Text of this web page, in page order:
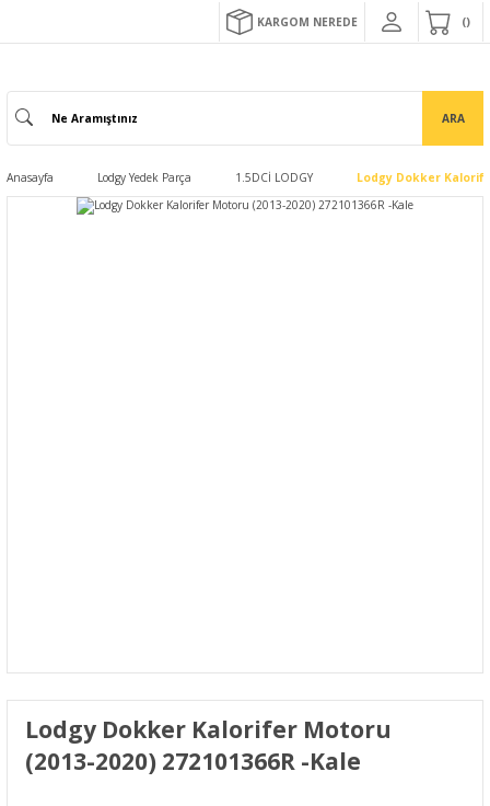
KARGOM NEREDE
ARA
Anasayfa Lodgy Yedek Parça 1.5DCİ LODGY Lodgy Dokker
Lodgy Dokker Kalorifer Motoru
(2013-2020) 272101366R -Kale